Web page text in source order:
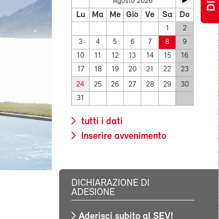
Lu Ma Me Gio Ve Sa Do
1
2
3
4 5 6 7 8
9
10
11 12 13 14 15
16
17
18 19 20 21 22 23
24 25 26 27 28 29
30
31
tutti i dati
Inserire avvenimento
DICHIARAZIONE DI
ADESIONE
Aderisci subito al SEV!